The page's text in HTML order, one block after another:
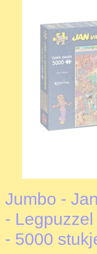
Jumbo -
-
- 5000